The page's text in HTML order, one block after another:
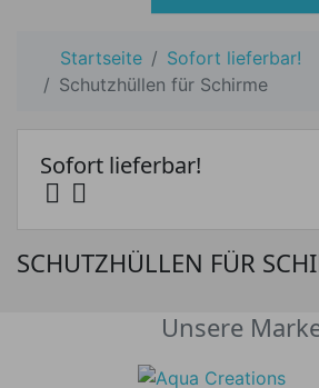
Startseite
Sofort lieferbar!
Schutzhüllen für Schirme
Sofort lieferbar!
 
SCHUTZHÜLLEN FÜR
Unsere